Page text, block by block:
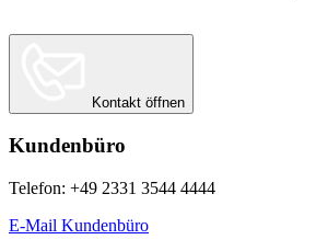
Kontakt öffnen
Kundenbüro
Telefon: +49 2331 3544 4444
E-Mail Kundenbüro